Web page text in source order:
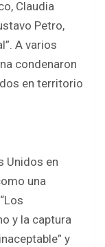
Claudia
Petro,
A varios
condenaron
en territorio
Unidos en
una
y la captura
y